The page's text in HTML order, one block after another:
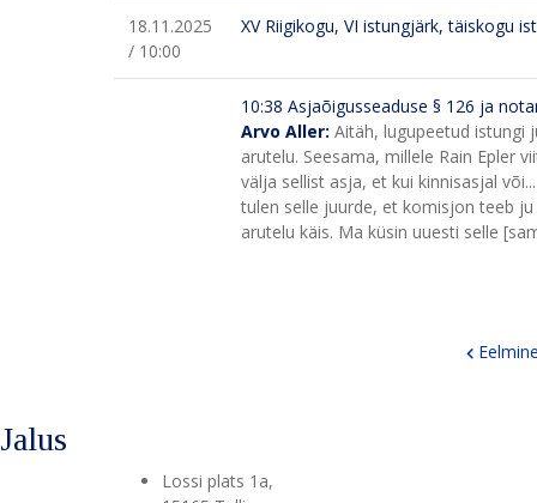
18.11.2025
/ 10:00
XV Riigikogu, VI istungjärk, täiskogu
10:38 Asjaõigusseaduse § 126 ja
Arvo Aller: Aitäh, lugupeetud istungi
arutelu. Seesama, millele Rain Epler
välja sellist asja, et kui kinnisasjal
tulen selle juurde, et komisjon teeb
arutelu käis. Ma küsin uuesti selle
Jalus
Lossi plats 1a,